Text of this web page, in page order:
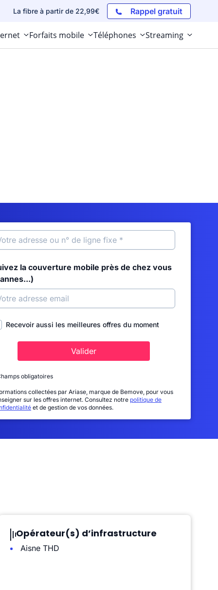
La fibre à partir de 22,99€ Rappel gratuit
Forfaits mobile Téléphones Streaming
la couverture mobile près de chez vous
Recevoir aussi les meilleures offres du moment
Valider
obligatoires
collectées par Ariase, marque de Bemove, pour vous
sur les offres internet. Consultez notre politique de
et de gestion de vos données.
Opérateur(s) d’infrastructure
Aisne THD